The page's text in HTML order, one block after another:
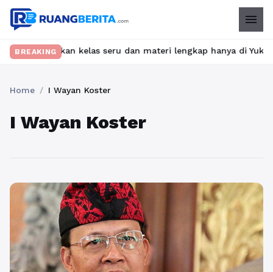
menu
BREAKINGkelas seru dan materi lengkap hanya di
Home / I Wayan Koster
I Wayan Koster